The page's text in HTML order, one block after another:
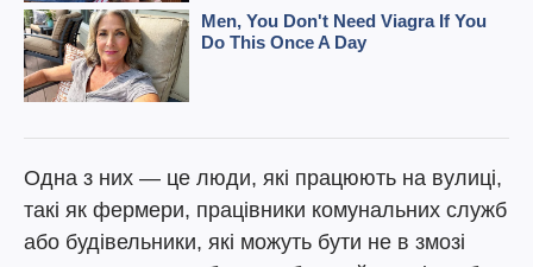
Одна з них — це люди, які працюють на вулиці,
такі як фермери, працівники комунальних служб
або будівельники, які можуть бути не в змозі